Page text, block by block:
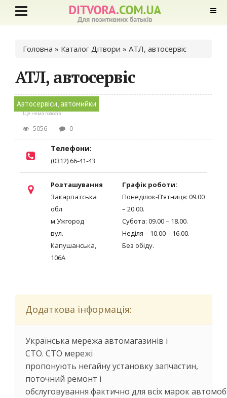
Ви є тут
Головна » Каталог Дітвори » АТЛ, автосервіс
АТЛ, автосервіс
Автосервіси, автомийки
Ще нема голосів
5056 0
Телефони:
(0312) 66-41-43
Розташування
Закарпатська
обл
м.Ужгород
вул.
Капушанська,
106А
Графік роботи:
Понеділок-П’ятниця: 09.00
– 20.00.
Субота: 09.00 – 18.00.
Неділя – 10.00 – 16.00.
Без обіду.
Додаткова інформація:
Українська мережа автомагазинів і
СТО. СТО мережі
пропонують негайну установку запчастин,
поточний ремонт і
обслуговування фактично для всіх марок